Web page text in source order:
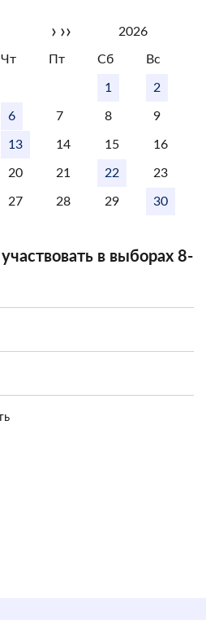
› ›› 2026
Чт Пт Сб Вс
1 2
6 7 8 9
13 14 15 16
20 21 22 23
27 28 29 30
в выборах 8-